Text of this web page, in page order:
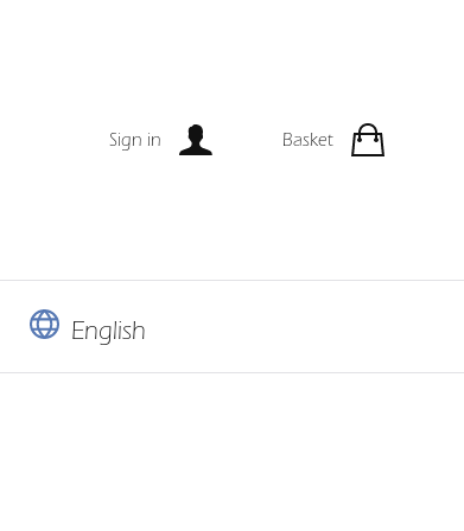
Sign in Basket
English